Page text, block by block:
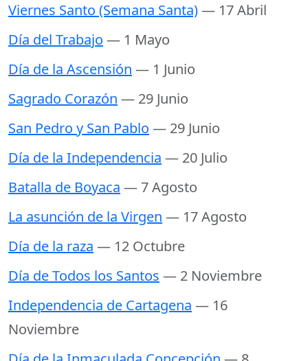
Viernes Santo (Semana Santa)— 17 Abril
Día del Trabajo — 1 Mayo
Día de la Ascensión — 1 Junio
Sagrado Corazón — 29 Junio
San Pedro y San Pablo — 29 Junio
Día de la Independencia — 20 Julio
Batalla de Boyaca — 7 Agosto
La asunción de la Virgen — 17 Agosto
Día de la raza — 12 Octubre
Día de Todos los Santos — 2 Noviembre
Independencia de Cartagena — 16
Noviembre